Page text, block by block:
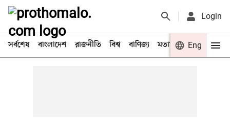
Login
সর্বশেষ বাংলাদেশ রাজনীতি বিশ্ব বাণিজ্য মতামত খেলা
Eng